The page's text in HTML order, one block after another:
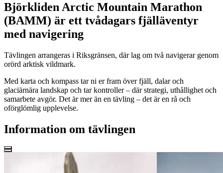
Björkliden Arctic Mountain Marathon
(BAMM) är ett tvådagars fjälläventyr
med navigering
Tävlingen arrangeras i Riksgränsen, där lag om två navigerar genom
orörd arktisk vildmark.
Med karta och kompass tar ni er fram över fjäll, dalar och
glaciärnära landskap och tar kontroller – där strategi, uthållighet och
samarbete avgör. Det är mer än en tävling – det är en rå och
oförglömlig upplevelse.
Information om tävlingen